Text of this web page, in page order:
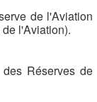
de l'Aviation
l'Aviation).
Réserves de